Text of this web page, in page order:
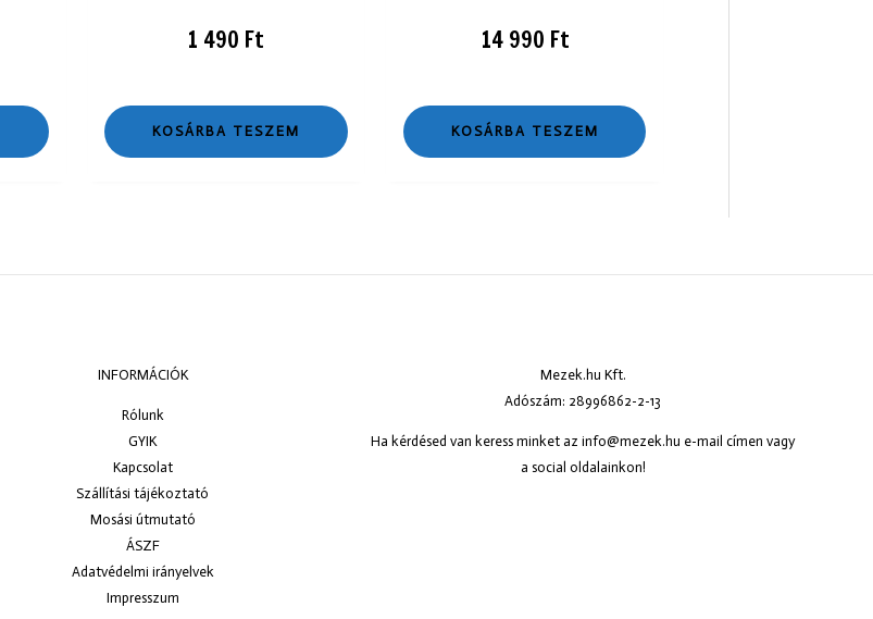
1 490 Ft
KOSÁRBA TESZEM
14 990 Ft
KOSÁRBA TESZEM
INFORMÁCIÓK
Rólunk
GYIK
Kapcsolat
Szállítási tájékoztató
Mosási útmutató
ÁSZF
Adatvédelmi irányelvek
Impresszum
Mezek.hu Kft.
Adószám: 28996862-2-13
Ha kérdésed van keress minket az info@mezek.hu e-mail címen vagy
a social oldalainkon!